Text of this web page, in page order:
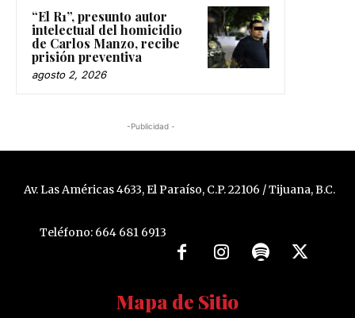
“El R1”, presunto autor
intelectual del homicidio
de Carlos Manzo, recibe
prisión preventiva
agosto 2, 2026
-Publicidad -
Av. Las Américas 4633, El Paraíso, C.P. 22106 / Tijuana, B.C.
Teléfono: 664 681 6913
Mapa de Sitio